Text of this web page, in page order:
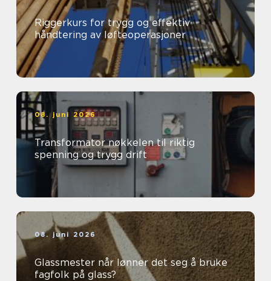
Riggerkurs for trygg og effektiv
håndtering av løfteoperasjoner
08. juni 2026
Transformator nøkkelen til riktig
spenning og trygg drift
08. juni 2026
Glassmester når lønner det seg å bruke
fagfolk på glass?